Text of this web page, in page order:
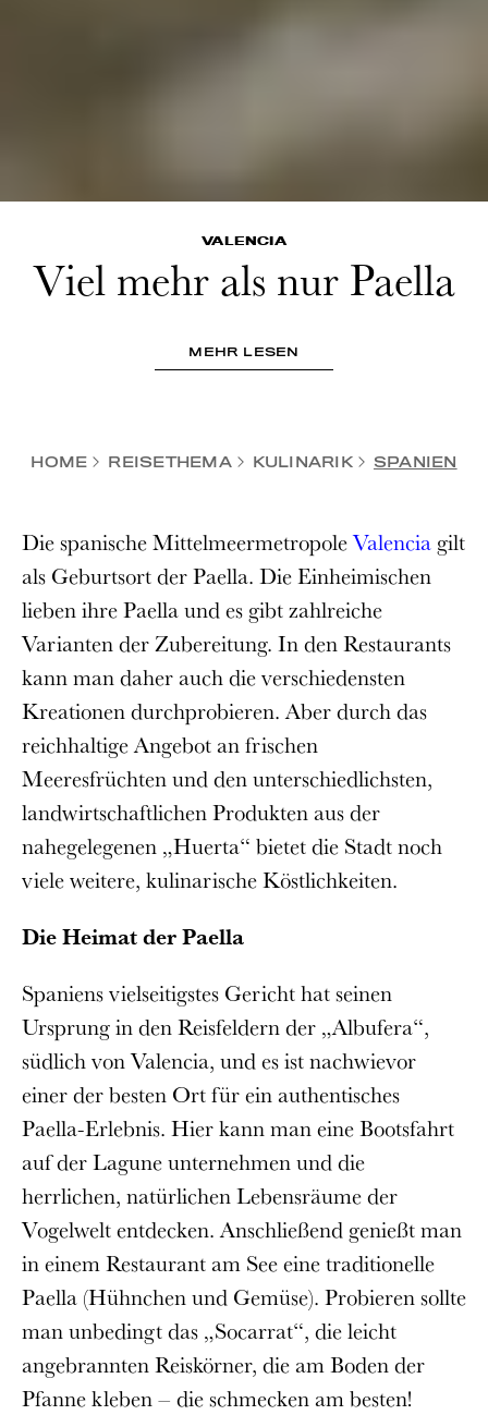
VALENCIA
Viel mehr als nur Paella
MEHR LESEN
HOME REISETHEMA KULINARIK SPANIEN
Die spanische MittelmeermetropoleValencia gilt
als Geburtsort der Paella. Die Einheimischen
lieben ihre Paella und es gibt zahlreiche
Varianten der Zubereitung. In den Restaurants
kann man daher auch die verschiedensten
Kreationen durchprobieren. Aber durch das
reichhaltige Angebot an frischen
Meeresfrüchten und den unterschiedlichsten,
landwirtschaftlichen Produkten aus der
nahegelegenen „Huerta“ bietet die Stadt noch
viele weitere, kulinarische Köstlichkeiten.
Die Heimat der Paella
Spaniens vielseitigstes Gericht hat seinen
Ursprung in den Reisfeldern der „Albufera“,
südlich von Valencia, und es ist nachwievor
einer der besten Ort für ein authentisches
Paella-Erlebnis. Hier kann man eine Bootsfahrt
auf der Lagune unternehmen und die
herrlichen, natürlichen Lebensräume der
Vogelwelt entdecken. Anschließend genießt man
in einem Restaurant am See eine traditionelle
Paella (Hühnchen und Gemüse). Probieren sollte
man unbedingt das „Socarrat“, die leicht
angebrannten Reiskörner, die am Boden der
Pfanne kleben – die schmecken am besten!